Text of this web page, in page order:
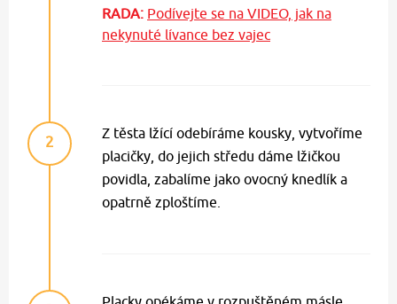
RADA: Podívejte se na VIDEO, jak na
nekynuté lívance bez vajec
2
Z těsta lžící odebíráme kousky, vytvoříme
placičky, do jejich středu dáme lžičkou
povidla, zabalíme jako ovocný knedlík a
opatrně zploštíme.